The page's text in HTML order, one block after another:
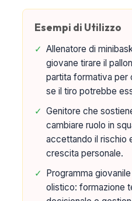
Esempi di Utilizzo
✓ Allenatore di
giovane tirare il
partita formativa per
se il tiro potrebbe
✓ Genitore che
cambiare ruolo in
accettando il rischio
crescita personale.
✓ Programma
olistico: formazione